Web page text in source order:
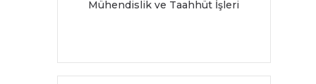
Mühendislik ve Taahhüt İşleri